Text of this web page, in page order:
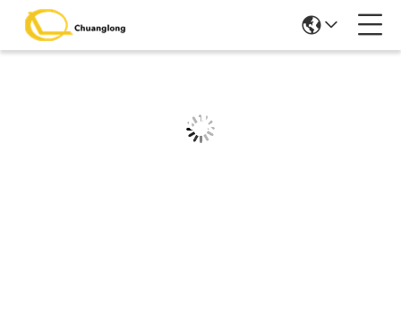
Produktach